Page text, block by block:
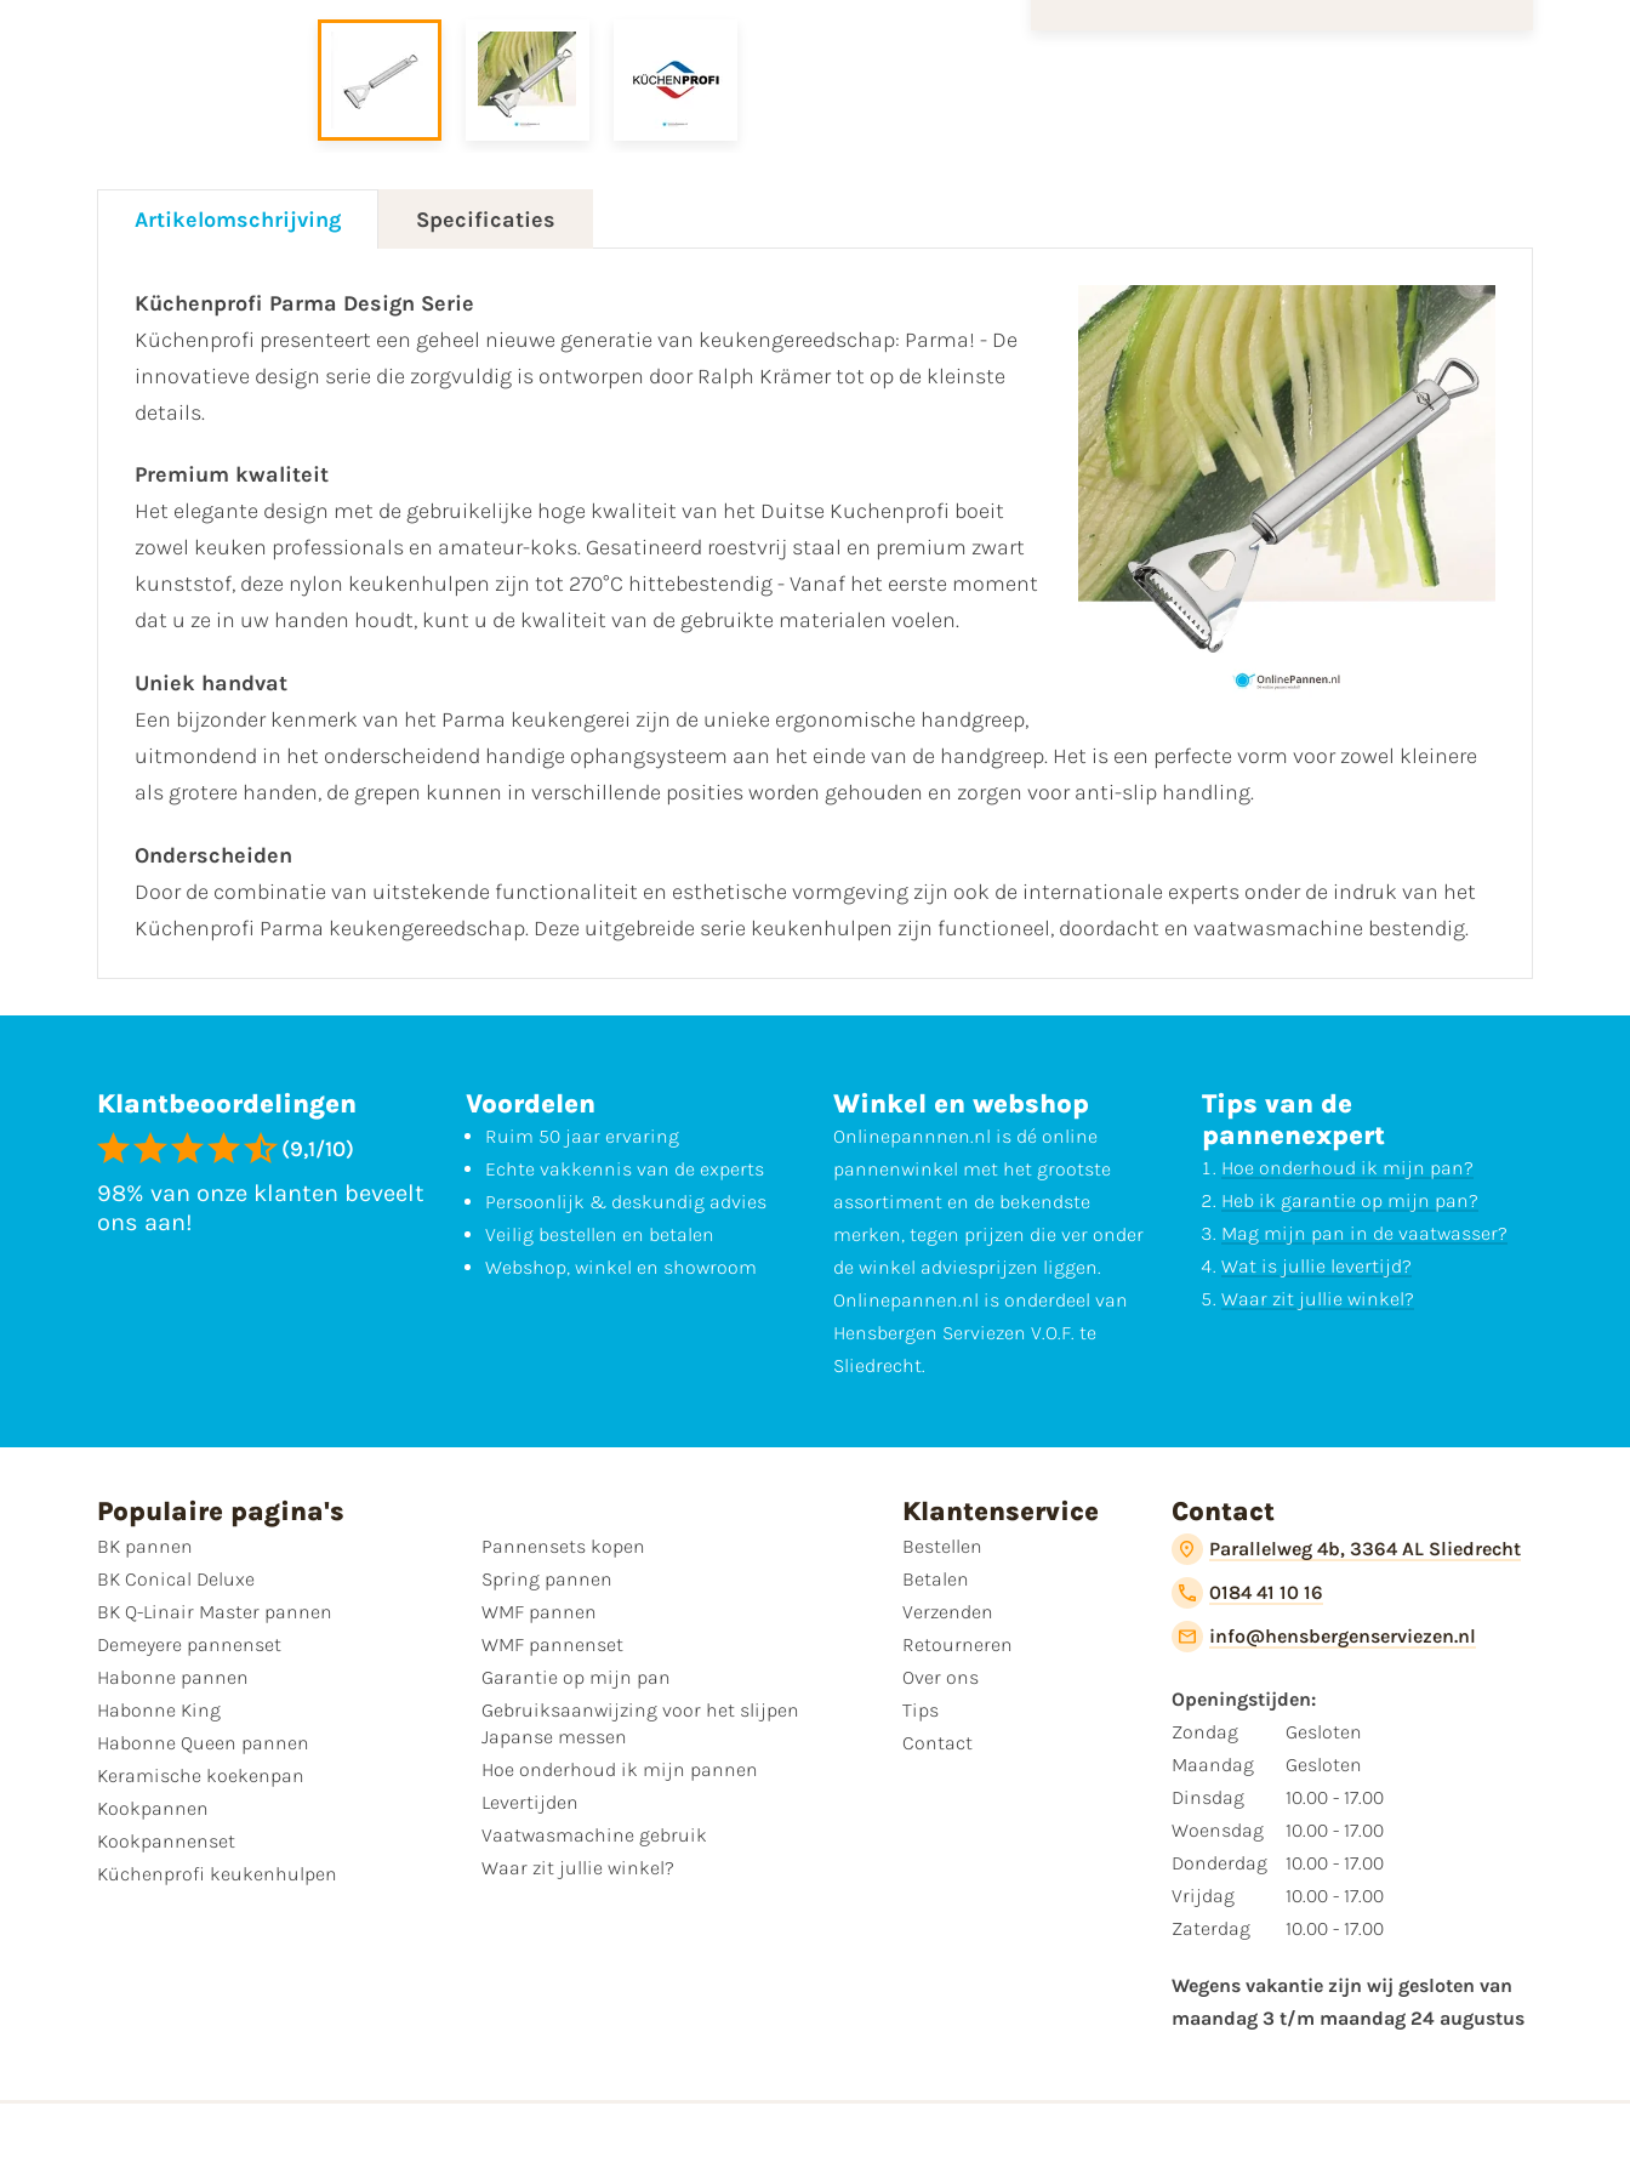
Artikelomschrijving Specificaties
Küchenprofi Parma Design Serie
Küchenprofi presenteert een geheel nieuwe generatie van keukengereedschap: Parma! - De
innovatieve design serie die zorgvuldig is ontworpen door Ralph Krämer tot op de kleinste
details.
Premium kwaliteit
Het elegante design met de gebruikelijke hoge kwaliteit van het Duitse Kuchenprofi boeit
zowel keuken professionals en amateur-koks. Gesatineerd roestvrij staal en premium zwart
kunststof, deze nylon keukenhulpen zijn tot 270°C hittebestendig - Vanaf het eerste moment
dat u ze in uw handen houdt, kunt u de kwaliteit van de gebruikte materialen voelen.
Uniek handvat
Een bijzonder kenmerk van het Parma keukengerei zijn de unieke ergonomische handgreep,
uitmondend in het onderscheidend handige ophangsysteem aan het einde van de handgreep. Het is een perfecte vorm voor zowel kleinere
als grotere handen, de grepen kunnen in verschillende posities worden gehouden en zorgen voor anti-slip handling.
Onderscheiden
Door de combinatie van uitstekende functionaliteit en esthetische vormgeving zijn ook de internationale experts onder de indruk van het
Küchenprofi Parma keukengereedschap. Deze uitgebreide serie keukenhulpen zijn functioneel, doordacht en vaatwasmachine bestendig.
Klantbeoordelingen
(9,1/10)
98% van onze klanten beveelt
ons aan!
Voordelen
Ruim 50 jaar ervaring
Echte vakkennis van de experts
Persoonlijk & deskundig advies
Veilig bestellen en betalen
Webshop, winkel en showroom
Winkel en webshop
Onlinepannnen.nl is dé online
pannenwinkel met het grootste
assortiment en de bekendste
merken, tegen prijzen die ver onder
de winkel adviesprijzen liggen.
Onlinepannen.nl is onderdeel van
Hensbergen Serviezen V.O.F. te
Sliedrecht.
Tips van de
pannenexpert
Hoe onderhoud ik mijn pan?
Heb ik garantie op mijn pan?
Mag mijn pan in de vaatwasser?
Wat is jullie levertijd?
Waar zit jullie winkel?
Populaire pagina's
BK pannen
BK Conical Deluxe
BK Q-Linair Master pannen
Demeyere pannenset
Habonne pannen
Habonne King
Habonne Queen pannen
Keramische koekenpan
Kookpannen
Kookpannenset
Küchenprofi keukenhulpen
Pannensets kopen
Spring pannen
WMF pannen
WMF pannenset
Garantie op mijn pan
Gebruiksaanwijzing voor het slijpen
Japanse messen
Hoe onderhoud ik mijn pannen
Levertijden
Vaatwasmachine gebruik
Waar zit jullie winkel?
Klantenservice
Bestellen
Betalen
Verzenden
Retourneren
Over ons
Tips
Contact
Contact
Parallelweg 4b, 3364 AL Sliedrecht
0184 41 10 16
info@hensbergenserviezen.nl
Openingstijden:​
​Zondag
Maandag
Dinsdag
Woensdag
Donderdag
Vrijdag
Zaterdag
Gesloten
Gesloten
10.00 - 17.00
10.00 - 17.00
10.00 - 17.00
10.00 - 17.00
10.00 - 17.00
Wegens vakantie zijn wij gesloten van ​
maandag 3 t/m maandag 24 augustus